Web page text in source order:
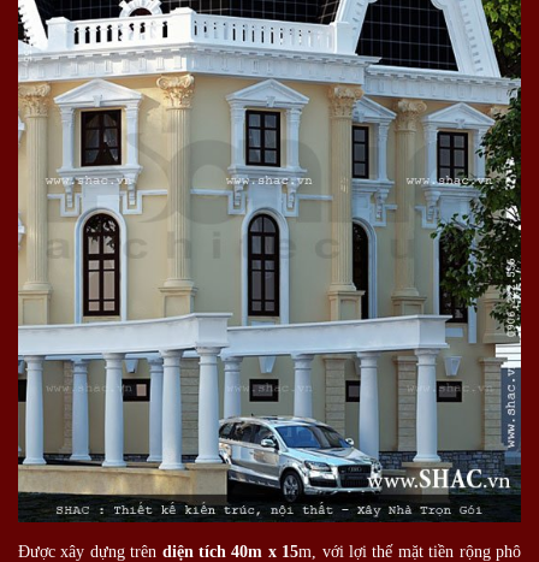
Được xây dựng trên diện tích 40m x 15m, với lợi thế mặt tiền rộng phô